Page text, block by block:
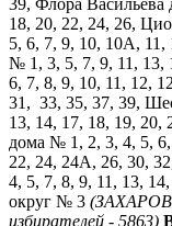
39, Флора Васильева
18, 20, 22, 24, 26,
5, 6, 7, 9, 10, 10А, 11,
№ 1, 3, 5, 7, 9, 11, 13,
6, 7, 8, 9, 10, 11, 12,
31, 33, 35, 37, 39,
13, 14, 17, 18, 19,
дома № 1, 2, 3, 4, 5, 6,
22, 24, 24А, 26, 30,
4, 5, 7, 8, 9, 11, 13,
округ № 3
избирателей - 5863)